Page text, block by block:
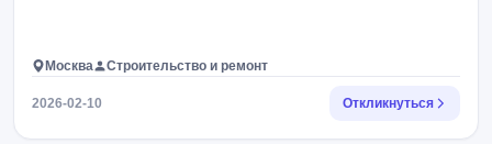
Москва Строительство и ремонт
2026-02-10 Откликнуться